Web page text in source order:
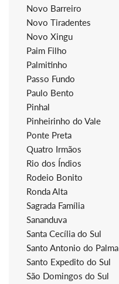
Novo Barreiro
Novo Tiradentes
Novo Xingu
Paim Filho
Palmitinho
Passo Fundo
Paulo Bento
Pinhal
Pinheirinho do Vale
Ponte Preta
Quatro Irmãos
Rio dos Índios
Rodeio Bonito
Ronda Alta
Sagrada Família
Sananduva
Santa Cecília do Sul
Santo Antonio do Palma
Santo Expedito do Sul
São Domingos do Sul